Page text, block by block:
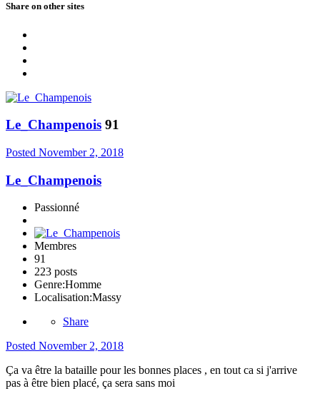
Share on other sites
Le_Champenois 91
Posted November 2, 2018
Le_Champenois
Passionné
Membres
91
223 posts
Genre:Homme
Localisation:Massy
Share
Posted November 2, 2018
Ça va être la bataille pour les bonnes places , en tout ca si j'arrive
pas à être bien placé, ça sera sans moi